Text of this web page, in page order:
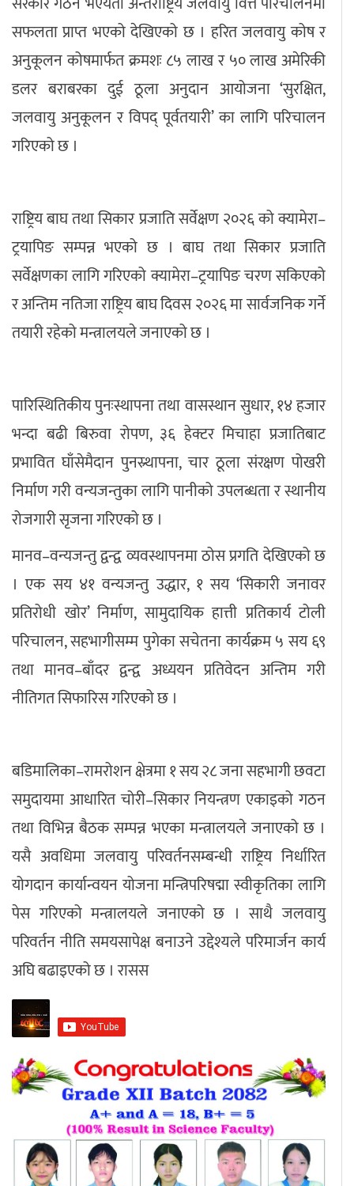
सफलता प्राप्त भएको देखिएको छ । हरित जलवायु कोष र
अनुकूलन कोषमार्फत क्रमशः ८५ लाख र ५० लाख अमेरिकी
डलर बराबरका दुई ठूला अनुदान आयोजना ‘सुरक्षित,
जलवायु अनुकूलन र विपद् पूर्वतयारी’ का लागि परिचालन
गरिएको छ ।
राष्ट्रिय बाघ तथा सिकार प्रजाति सर्वेक्षण २०२६ को क्यामेरा–
ट्रयापिङ सम्पन्न भएको छ । बाघ तथा सिकार प्रजाति
सर्वेक्षणका लागि गरिएको क्यामेरा–ट्रयापिङ चरण सकिएको
र अन्तिम नतिजा राष्ट्रिय बाघ दिवस २०२६ मा सार्वजनिक गर्ने
तयारी रहेको मन्त्रालयले जनाएको छ ।
पारिस्थितिकीय पुनःस्थापना तथा वासस्थान सुधार, १४ हजार
भन्दा बढी बिरुवा रोपण, ३६ हेक्टर मिचाहा प्रजातिबाट
प्रभावित घाँसेमैदान पुनस्र्थापना, चार ठूला संरक्षण पोखरी
निर्माण गरी वन्यजन्तुका लागि पानीको उपलब्धता र स्थानीय
रोजगारी सृजना गरिएको छ ।
मानव–वन्यजन्तु द्वन्द्व व्यवस्थापनमा ठोस प्रगति देखिएको छ
। एक सय ४१ वन्यजन्तु उद्धार, १ सय ‘सिकारी जनावर
प्रतिरोधी खोर’ निर्माण, सामुदायिक हात्ती प्रतिकार्य टोली
परिचालन, सहभागीसम्म पुगेका सचेतना कार्यक्रम ५ सय ६९
तथा मानव–बाँदर द्वन्द्व अध्ययन प्रतिवेदन अन्तिम गरी
नीतिगत सिफारिस गरिएको छ ।
बडिमालिका–रामरोशन क्षेत्रमा १ सय २८ जना सहभागी छवटा
समुदायमा आधारित चोरी–सिकार नियन्त्रण एकाइको गठन
तथा विभिन्न बैठक सम्पन्न भएका मन्त्रालयले जनाएको छ ।
यसै अवधिमा जलवायु परिवर्तनसम्बन्धी राष्ट्रिय निर्धारित
योगदान कार्यान्वयन योजना मन्त्रिपरिषद्मा स्वीकृतिका लागि
पेस गरिएको मन्त्रालयले जनाएको छ । साथै जलवायु
परिवर्तन नीति समयसापेक्ष बनाउने उद्देश्यले परिमार्जन कार्य
अघि बढाइएको छ । रासस